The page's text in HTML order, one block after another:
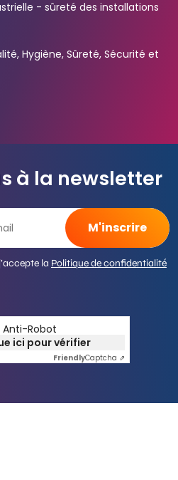
- sûreté des installations
Hygiène, Sûreté, Sécurité et
à la newsletter
la Politique de confidentialité
Robot
ici pour vérifier
FriendlyCaptcha ⇗